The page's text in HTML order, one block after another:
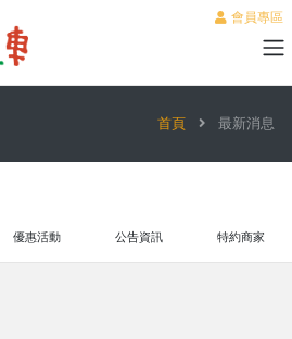
會員專區
首頁 最新消息
優惠活動 公告資訊 特約商家